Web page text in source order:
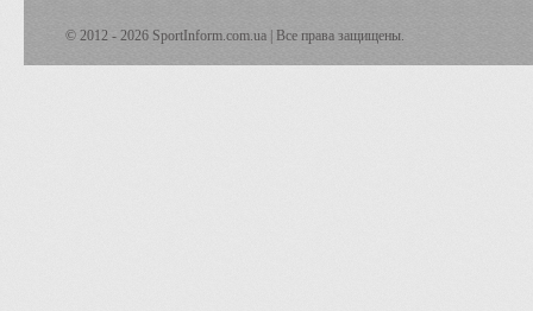
© 2012 - 2026 SportInform.com.ua | Все права защищены.